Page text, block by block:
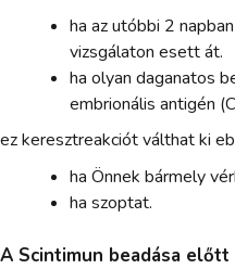
ha az utóbbi 2
vizsgálaton esett át.
ha olyan daganatos
embrionális antigén
ez keresztreakciót válthat ki
ha Önnek bármely
ha szoptat.
A Scintimun beadása előtt